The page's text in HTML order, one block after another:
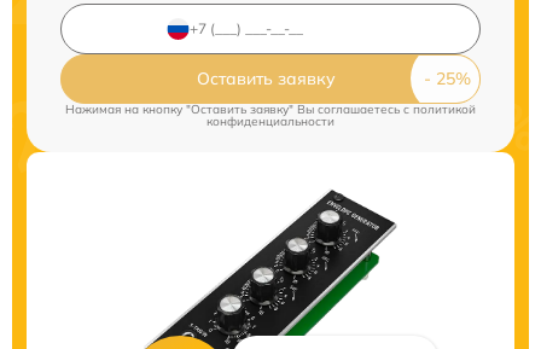
Оставить заявку
Нажимая на кнопку "Оставить заявку" Вы соглашаетесь cполитикой
конфиденциальности